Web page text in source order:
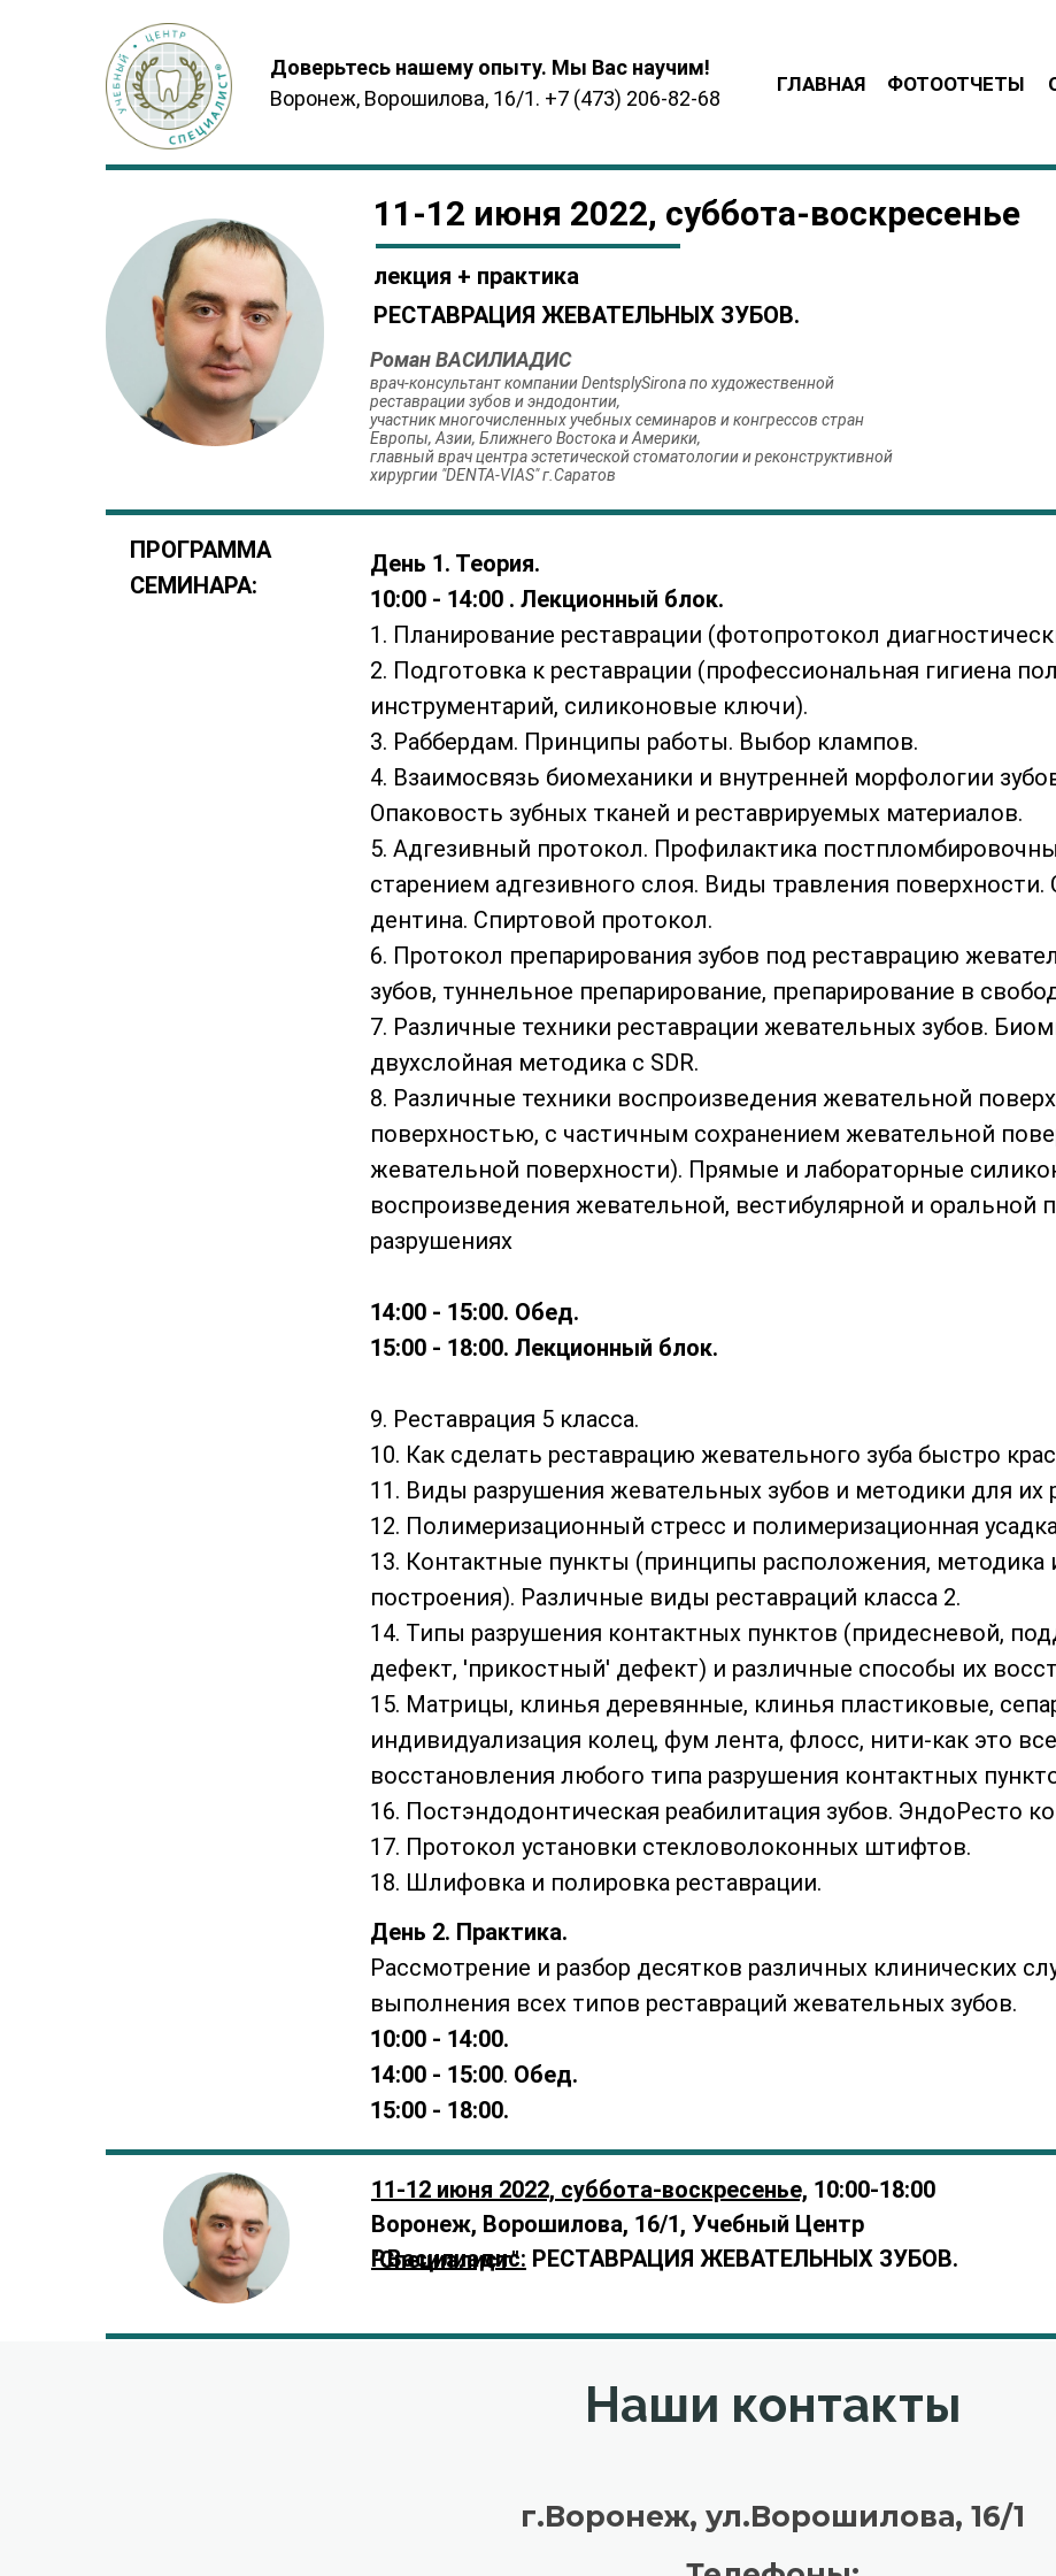
Доверьтесь нашему опыту. Мы Вас научим!
Воронеж, Ворошилова, 16/1. +7 (473) 206-82-68
ГЛАВНАЯ ФОТООТЧЕТЫ
РЕСТАВРАЦИЯ ЖЕВАТЕЛЬНЫХ ЗУБОВ.
Роман ВАСИЛИАДИС
11-12 июня 2022, суббота-воскресенье
врач-консультант компании DentsplySirona по художественной
реставрации зубов и эндодонтии,
участник многочисленных учебных семинаров и конгрессов стран
Европы, Азии, Ближнего Востока и Америки,
главный врач центра эстетической стоматологии и реконструктивной
хирургии "DENTA-VIAS" г.Саратов
лекция + практика
День 1. Теория.
10:00 - 14:00 . Лекционный блок.
1. Планирование реставрации (фотопротокол
2. Подготовка к реставрации (профессиональная гигиена
инструментарий, силиконовые ключи).
3. Раббердам. Принципы работы. Выбор клампов.
4. Взаимосвязь биомеханики и внутренней морфологии
Опаковость зубных тканей и реставрируемых материалов.
5. Адгезивный протокол. Профилактика
старением адгезивного слоя. Виды травления
дентина. Спиртовой протокол.
6. Протокол препарирования зубов под реставрацию
зубов, туннельное препарирование, препарирование в
7. Различные техники реставрации жевательных зубов.
двухслойная методика с SDR.
8. Различные техники воспроизведения жевательной
поверхностью, с частичным сохранением жевательной
жевательной поверхности). Прямые и лабораторные
воспроизведения жевательной, вестибулярной и оральной
разрушениях
14:00 - 15:00. Обед.
15:00 - 18:00. Лекционный блок.
9. Реставрация 5 класса.
10. Как сделать реставрацию жевательного зуба быстро
11. Виды разрушения жевательных зубов и методики для их
12. Полимеризационный стресс и полимеризационная
13. Контактные пункты (принципы расположения, методика
построения). Различные виды реставраций класса 2.
14. Типы разрушения контактных пунктов (придесневой,
дефект, 'прикостный' дефект) и различные способы их
15. Матрицы, клинья деревянные, клинья пластиковые,
индивидуализация колец, фум лента, флосс, нити-как это
восстановления любого типа разрушения контактных
16. Постэндодонтическая реабилитация зубов. ЭндоРесто
17. Протокол установки стекловолоконных штифтов.
18. Шлифовка и полировка реставрации.
ПРОГРАММА
СЕМИНАРА:
День 2. Практика.
Рассмотрение и разбор десятков различных клинических
выполнения всех типов реставраций жевательных зубов.
10:00 - 14:00.
14:00 - 15:00. Обед.
15:00 - 18:00.
11-12 июня 2022, суббота-воскресенье, 10:00-18:00
Воронеж, Ворошилова, 16/1, Учебный Центр
"Специалист"
Р.Василиадис: РЕСТАВРАЦИЯ ЖЕВАТЕЛЬНЫХ ЗУБОВ.
Наши контакты
г.Воронеж, ул.Ворошилова, 16/1